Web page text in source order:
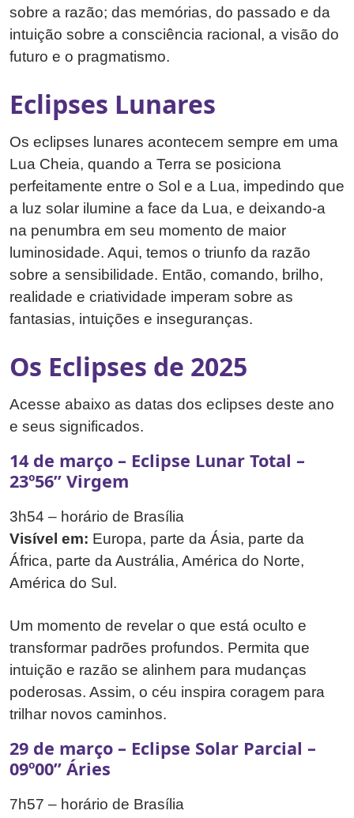
sobre a razão; das memórias, do passado e da
intuição sobre a consciência racional, a visão do
futuro e o pragmatismo.
Eclipses Lunares
Os eclipses lunares acontecem sempre em uma
Lua Cheia, quando a Terra se posiciona
perfeitamente entre o Sol e a Lua, impedindo que
a luz solar ilumine a face da Lua, e deixando-a
na penumbra em seu momento de maior
luminosidade. Aqui, temos o triunfo da razão
sobre a sensibilidade. Então, comando, brilho,
realidade e criatividade imperam sobre as
fantasias, intuições e inseguranças.
Os Eclipses de 2025
Acesse abaixo as datas dos eclipses deste ano
e seus significados.
14 de março – Eclipse Lunar Total –
23º56” Virgem
3h54 – horário de Brasília
Visível em: Europa, parte da Ásia, parte da
África, parte da Austrália, América do Norte,
América do Sul.
Um momento de revelar o que está oculto e
transformar padrões profundos. Permita que
intuição e razão se alinhem para mudanças
poderosas. Assim, o céu inspira coragem para
trilhar novos caminhos.
29 de março – Eclipse Solar Parcial –
09º00” Áries
7h57 – horário de Brasília